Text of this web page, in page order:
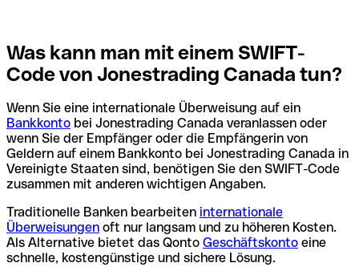
Was kann man mit einem SWIFT-
Code von Jonestrading Canada tun?
Wenn Sie eine internationale Überweisung auf ein
Bankkonto bei Jonestrading Canada veranlassen oder
wenn Sie der Empfänger oder die Empfängerin von
Geldern auf einem Bankkonto bei Jonestrading Canada in
Vereinigte Staaten sind, benötigen Sie den SWIFT-Code
zusammen mit anderen wichtigen Angaben.
Traditionelle Banken bearbeiten internationale
Überweisungen oft nur langsam und zu höheren Kosten.
Als Alternative bietet das Qonto Geschäftskonto eine
schnelle, kostengünstige und sichere Lösung.